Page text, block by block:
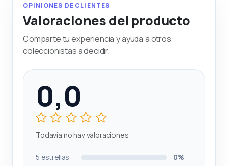
OPINIONES DE CLIENTES
Valoraciones del producto
Comparte tu experiencia y ayuda a otros
coleccionistas a decidir.
0,0
Todavía no hay valoraciones
5 estrellas
0%